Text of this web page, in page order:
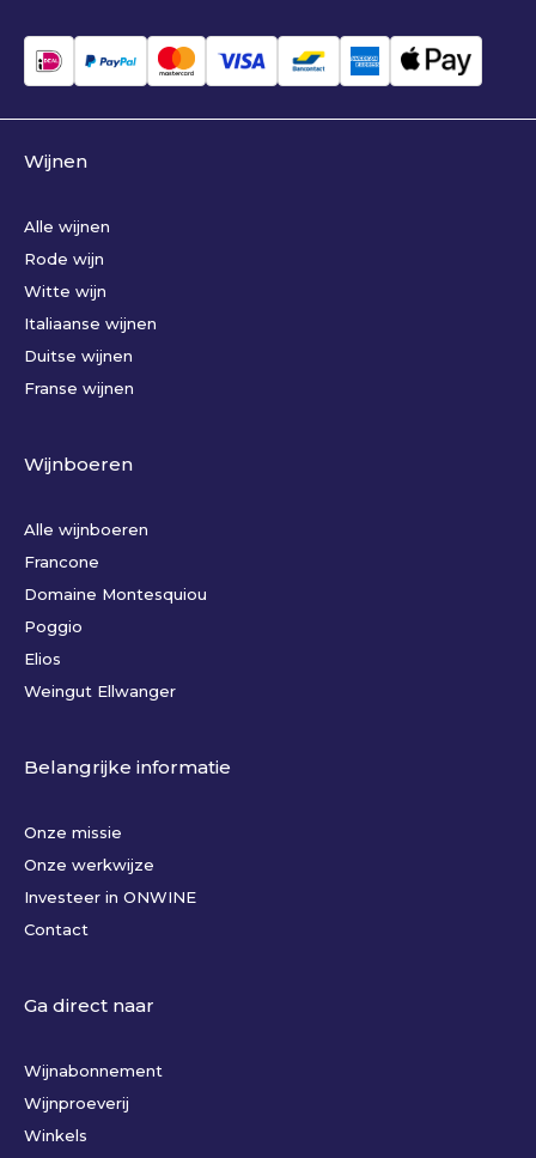
Wijnen
Alle wijnen
Rode wijn
Witte wijn
Italiaanse wijnen
Duitse wijnen
Franse wijnen
Wijnboeren
Alle wijnboeren
Francone
Domaine Montesquiou
Poggio
Elios
Weingut Ellwanger
Belangrijke informatie
Onze missie
Onze werkwijze
Investeer in ONWINE
Contact
Ga direct naar
Wijnabonnement
Wijnproeverij
Winkels